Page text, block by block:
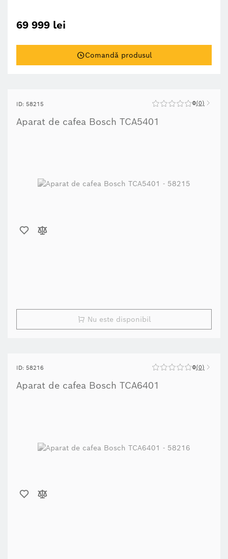
69 999 lei
Comandă produsul
ID: 58215 0 0
Aparat de cafea Bosch TCA5401
Nu este disponibil
ID: 58216 0 0
Aparat de cafea Bosch TCA6401